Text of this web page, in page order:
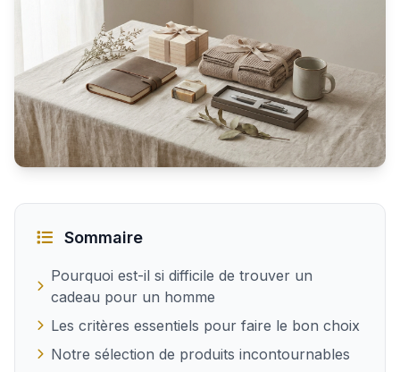
Sommaire
Pourquoi est-il si difficile de trouver un
cadeau pour un homme
Les critères essentiels pour faire le bon choix
Notre sélection de produits incontournables